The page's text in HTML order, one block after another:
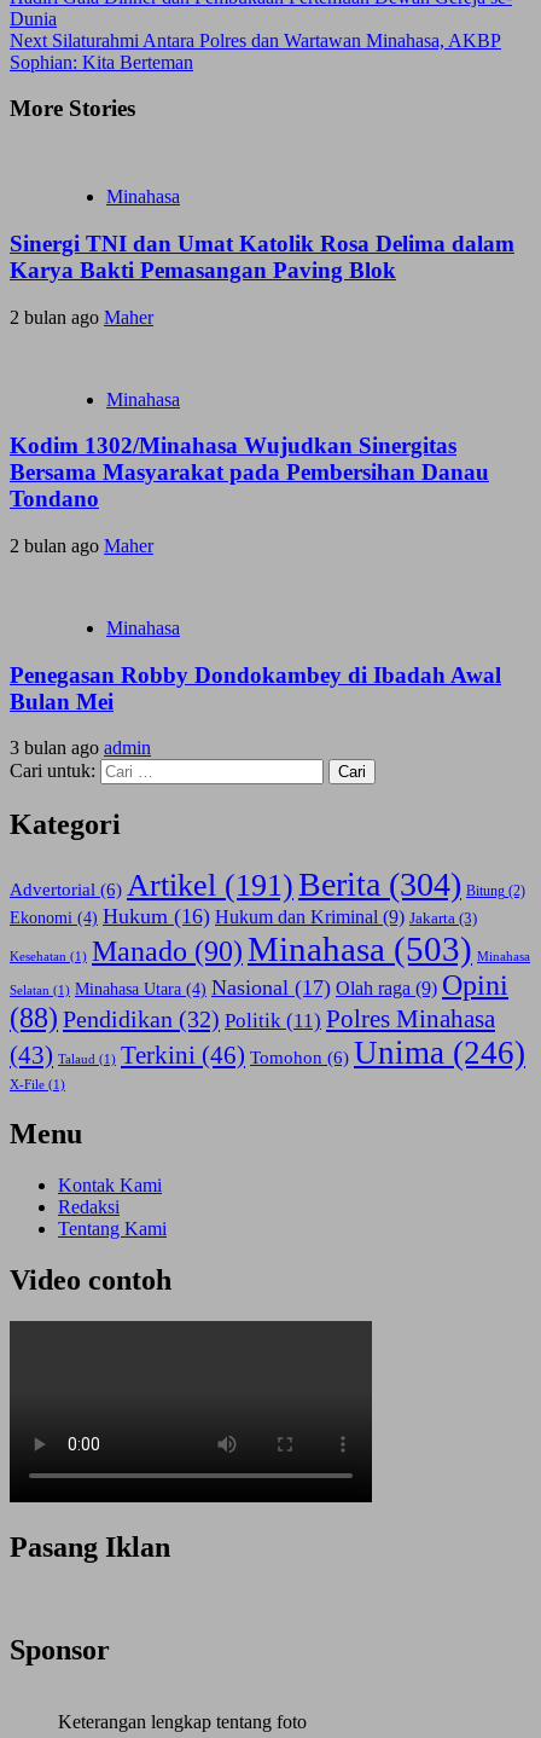
Dunia
Next Silaturahmi Antara Polres dan Wartawan Minahasa, AKBP
Sophian: Kita Berteman
More Stories
Minahasa
Sinergi TNI dan Umat Katolik Rosa Delima dalam
Karya Bakti Pemasangan Paving Blok
2 bulan ago Maher
Minahasa
Kodim 1302/Minahasa Wujudkan Sinergitas
Bersama Masyarakat pada Pembersihan Danau
Tondano
2 bulan ago Maher
Minahasa
Penegasan Robby Dondokambey di Ibadah Awal
Bulan Mei
3 bulan ago admin
Cari untuk:
Kategori
Advertorial (6) Artikel (191)Berita (304) Bitung (2)
Ekonomi (4) Hukum (16) Hukum dan Kriminal (9) Jakarta (3)
Kesehatan (1) Manado (90) Minahasa (503) Minahasa
Selatan (1) Minahasa Utara (4) Nasional (17) Olah raga (9) Opini
(88) Pendidikan (32) Politik (11) Polres Minahasa
(43) Talaud (1) Terkini (46) Tomohon (6) Unima (246)
X-File (1)
Menu
Kontak Kami
Redaksi
Tentang Kami
Video contoh
Pasang Iklan
Sponsor
Keterangan lengkap tentang foto